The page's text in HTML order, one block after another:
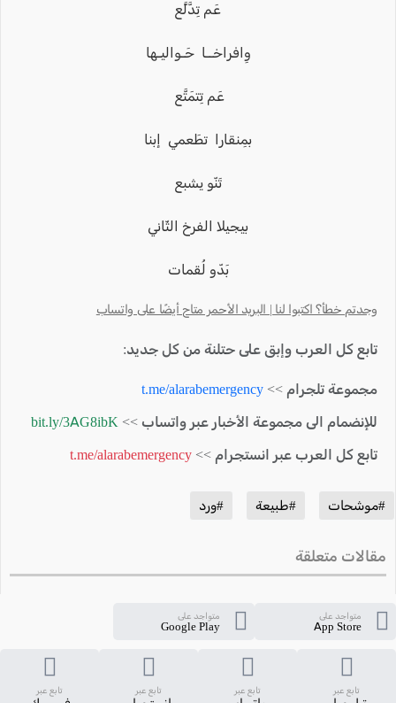
عَم تِدَّلَّع
وِافراخــا حَـواليـها
عَم تِتمَتَّع
بمِنقارا تطَعمي إبنا
تَنّو يشبع
بيجيلا الفرخ الثّاني
بَدّو لُقمات
وجدتم خطأ؟ اكتبوا لنا | البريد الأحمر متاح أيضًا على واتساب
تابع كل العرب وإبق على حتلنة من كل جديد:
مجموعة تلجرام >> t.me/alarabemergency
للإنضمام الى مجموعة الأخبار عبر واتساب >> bit.ly/3AG8ibK
تابع كل العرب عبر انستجرام >> t.me/alarabemergency
#موشحات #طبيعة #ورد
مقالات متعلقة
متواجد على
App Store
متواجد على
Google Play
تابع عبر تابع عبر تابع عبر تابع عبر